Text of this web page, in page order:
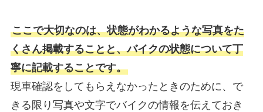
ここで大切なのは、状態がわかるような写真をた
くさん掲載することと、バイクの状態について丁
寧に記載することです。
現車確認をしてもらえなかったときのために、で
きる限り写真や文字でバイクの情報を伝えておき